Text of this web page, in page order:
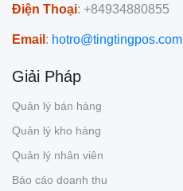
Điện Thoại: +84934880855
Email : hotro@tingtingpos.com
Giải Pháp
Quản lý bán hàng
Quản lý kho hàng
Quản lý nhân viên
Báo cáo doanh thu